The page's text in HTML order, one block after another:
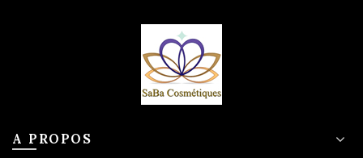
A PROPOS